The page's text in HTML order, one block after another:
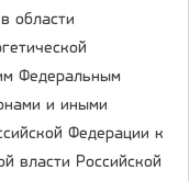
области
Федеральным
и иными
Федерации к
власти Российской